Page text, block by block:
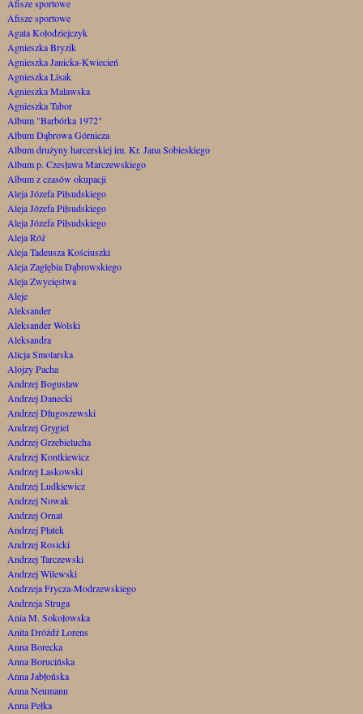
Afisze sportowe
Afisze sportowe
Agata Kołodziejczyk
Agnieszka Bryzik
Agnieszka Janicka-Kwiecień
Agnieszka Lisak
Agnieszka Malawska
Agnieszka Tabor
Album "Barbórka 1972"
Album Dąbrowa Górnicza
Album drużyny harcerskiej im. Kr. Jana Sobieskiego
Album p. Czesława Marczewskiego
Album z czasów okupacji
Aleja Józefa Piłsudskiego
Aleja Józefa Piłsudskiego
Aleja Józefa Piłsudskiego
Aleja Róż
Aleja Tadeusza Kościuszki
Aleja Zagłębia Dąbrowskiego
Aleja Zwycięstwa
Aleje
Aleksander
Aleksander Wolski
Aleksandra
Alicja Smolarska
Alojzy Pacha
Andrzej Bogusław
Andrzej Danecki
Andrzej Długoszewski
Andrzej Grygiel
Andrzej Grzebielucha
Andrzej Kontkiewicz
Andrzej Laskowski
Andrzej Ludkiewicz
Andrzej Nowak
Andrzej Ornat
Andrzej Płatek
Andrzej Rosicki
Andrzej Tarczewski
Andrzej Wilewski
Andrzeja Frycza-Modrzewskiego
Andrzeja Struga
Ania M. Sokołowska
Anita Dróżdż Lorens
Anna Borecka
Anna Borucińska
Anna Jabłońska
Anna Neumann
Anna Pełka